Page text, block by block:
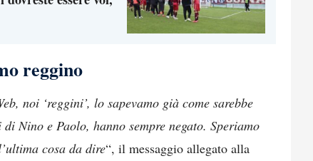
reggino
noi ‘reggini’, lo sapevamo già come sarebbe
Nino e Paolo, hanno sempre negato. Speriamo
cosa da dire“, il messaggio allegato alla